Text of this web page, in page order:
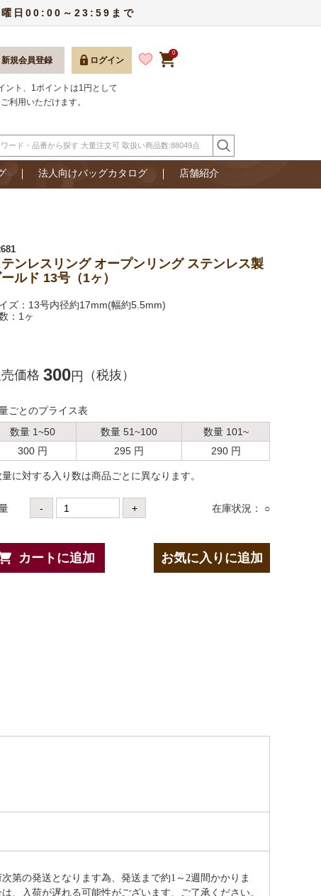
曜日00:00～23:59まで
新規会員登録 ログイン
0
ト、1ポイントは1円として
利用いただけます。
法人向けバッグカタログ 店舗紹介
ンレスリング オープンリング ステンレス製
ルド 13号（1ヶ）
ズ：13号内径約17mm(幅約5.5mm)
：1ヶ
価格 300円 （税抜）
ごとのプライス表
数量 1~50
数量 51~100
数量 101~
300 円
295 円 290 円
量に対する⼊り数は商品ごとに異なります。
- + 在庫状況： ○
カートに追加 お気に入りに追加
第の発送となります為、発送まで約1～2週間かかりま
、入荷が遅れる可能性がございます、ご了承ください。